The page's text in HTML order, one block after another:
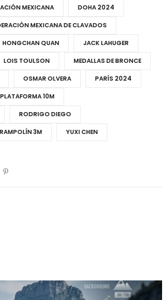
MEXICANA
DOHA 2024
MEXICANA DE CLAVADOS
HONGCHAN QUAN
JACK LAHUGER
LOIS TOULSON
MEDALLAS DE BRONCE
OSMAR OLVERA
PARÍS 2024
PLATAFORMA 10M
RODRIGO DIEGO
3M
YUXI CHEN